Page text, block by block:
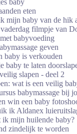
baby
eten
mijn baby van de hik
filmpje van
babyvoeding
geven
baby is verkouden
baby te laten
slapen - deel 2
wat is een veilig
babymassage bij
win een baby
ik Aldanex
ik mijn huilende baby?
zindelijk te worden